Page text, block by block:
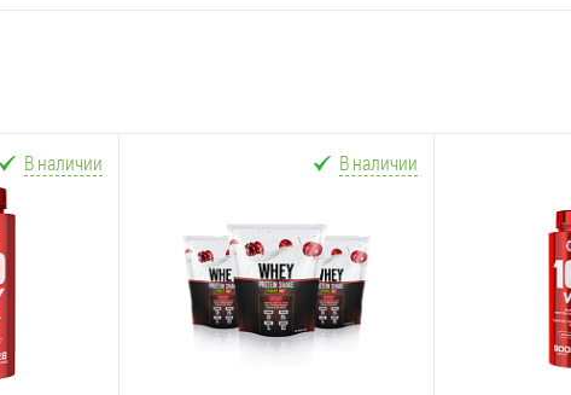
В наличии В наличии